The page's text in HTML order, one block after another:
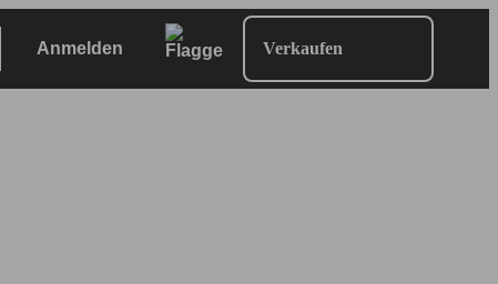
Anmelden Verkaufen